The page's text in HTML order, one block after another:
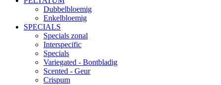
Dubbelbloemig
Enkelbloemig
SPECIALS
Specials zonal
Interspecific
Specials
Variegated - Bontbladig
Scented - Geur
Crispum